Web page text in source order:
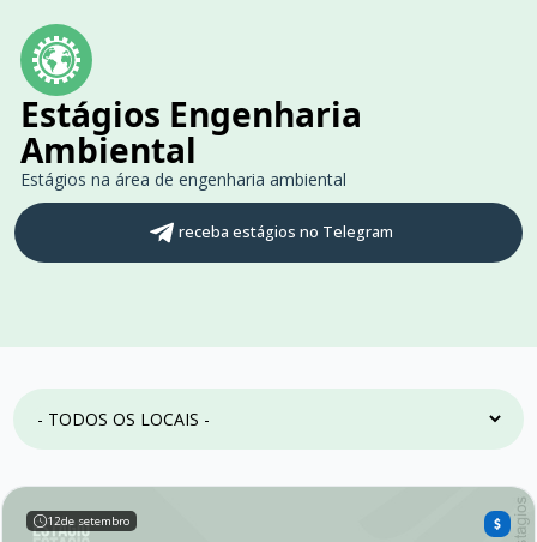
Estágios Engenharia
Ambiental
Estágios na área de engenharia ambiental
receba estágios no Telegram
12de setembro